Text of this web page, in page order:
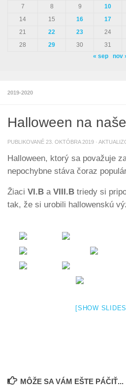
2019-2020
Halloween na
PUBLIKOVANÉ 23. OKTÓBRA 2019 ·
Halloween, ktorý sa považuje
nepochybne stáva čoraz
Žiaci VI.B a VIII.B triedy si
tak, že si urobili hallowenskú
[SHOW
MÔŽE SA VÁM EŠTE PÁČIŤ...
7
8 9 10
14
15 16 17
21
22 23 24
28
29 30
31
« sep
nov